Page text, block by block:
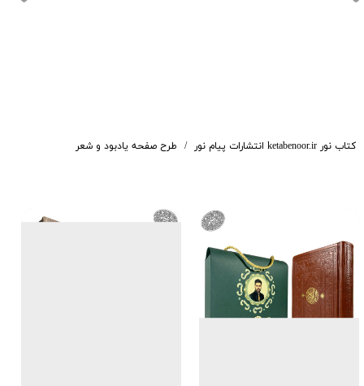
کتاب نور ketabenoor.ir انتشارات پیام نور طرح صفحه یادبود و شعر